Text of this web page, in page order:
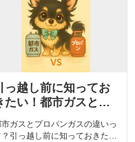
っ越し前に知ってお
たい！都市ガスとプ
パンガスの違いを徹
解説
ガスとプロパンガスの違いっ
引っ越し前に知っておきたい